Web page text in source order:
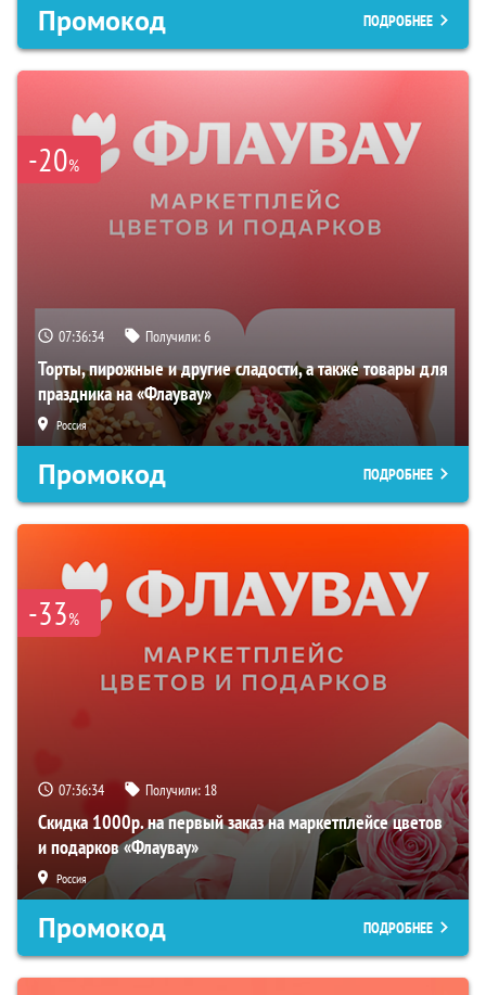
Промокод ПОДРОБНЕЕ
-20%
07:36:33 Получили:6
Торты, пирожные и другие сладости, а также товары для
праздника на «Флаувау»
Россия
Промокод ПОДРОБНЕЕ
-33%
07:36:33 Получили: 18
Скидка 1000р. на первый заказ на маркетплейсе цветов
и подарков «Флаувау»
Россия
Промокод ПОДРОБНЕЕ